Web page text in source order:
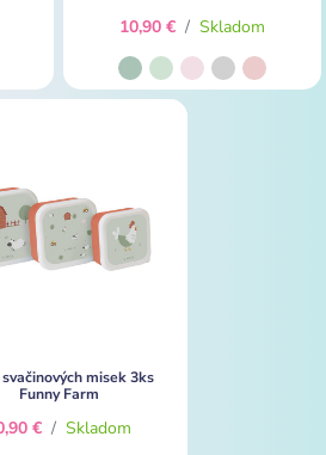
10,90 € / Skladom
misek 3ks
Funny Farm
€ / Skladom